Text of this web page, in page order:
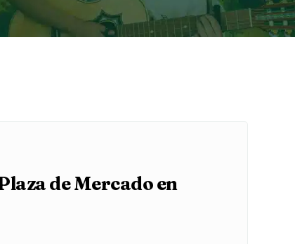
de Mercado en